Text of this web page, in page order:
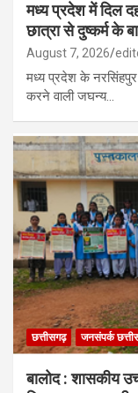
मध्य प्रदेश में दिल
छात्रा से दुष्कर्म के
August 7, 2026
मध्य प्रदेश के नरसिंहपुर
करने वाली जघन्य…
छत्तीसगढ़ जनसंपर्क
बालोद : शासकीय